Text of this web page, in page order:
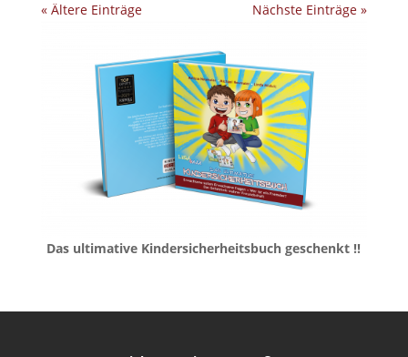
« Ältere Einträge Nächste Einträge »
Das ultimative Kindersicherheitsbuch geschenkt !!